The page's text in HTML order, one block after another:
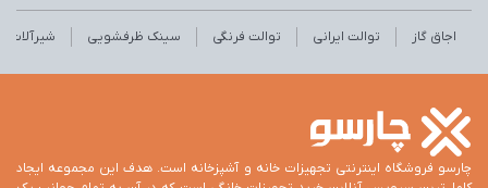
اجاق گاز توالت ایرانی توالت فرنگی سینک ظرفشویی شیرآلات
چارسو فروشگاه اینترنتی تجهیزات خانه و آشپزخانه است. هدف این مجموعه ایجاد